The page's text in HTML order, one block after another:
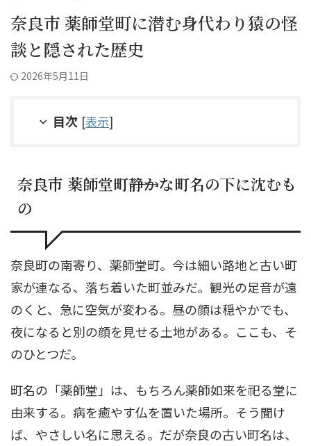
奈良市 薬師堂町に潜む身代わり猿の怪
談と隠された歴史
2026年5月11日
目次 [表示]
奈良市 薬師堂町――静かな町名の下に沈むも
の
奈良町の南寄り、薬師堂町。今は細い路地と古い町
家が連なる、落ち着いた町並みだ。観光の足音が遠
のくと、急に空気が変わる。昼の顔は穏やかでも、
夜になると別の顔を見せる土地がある。ここも、そ
のひとつだ。
町名の「薬師堂」は、もちろん薬師如来を祀る堂に
由来する。病を癒やす仏を置いた場所。そう聞け
ば、やさしい名に思える。だが奈良の古い町名は、